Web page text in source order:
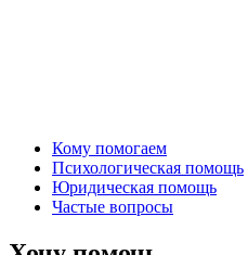
Кому помогаем
Психологическая помощь
Юридическая помощь
Частые вопросы